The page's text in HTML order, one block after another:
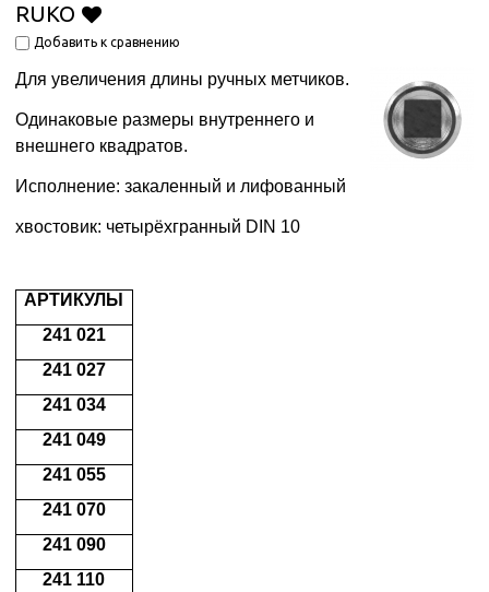
RUKO
Добавить к сравнению
Для увеличения длины ручных метчиков.
Одинаковые размеры внутреннего и
внешнего квадратов.
Исполнение: закаленный и лифованный
хвостовик: четырёхгранный DIN 10
АРТИКУЛЫ
241 021
241 027
241 034
241 049
241 055
241 070
241 090
241 110